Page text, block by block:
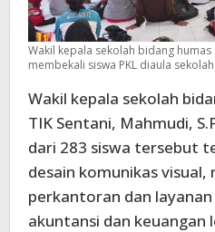
Wakil kepala sekolah bidang humas
membekali siswa PKL diaula sekolah.
Wakil kepala sekolah
TIK Sentani, Mahmudi,
dari 283 siswa tersebut
desain komunikas visual,
perkantoran dan layanan
akuntansi dan keuangan